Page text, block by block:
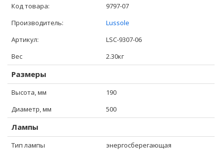
Код товара:
9797-07
Производитель:
Lussole
Артикул:
LSC-9307-06
Вес
2.30кг
Размеры
Высота, мм
190
Диаметр, мм
500
Лампы
Тип лампы
энергосберегающая